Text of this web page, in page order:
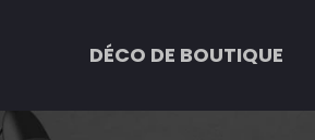
DÉCO DE BOUTIQUE